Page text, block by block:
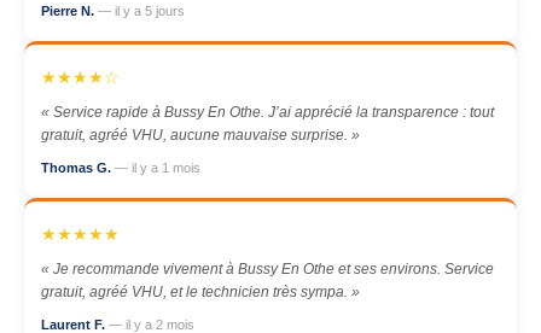
Pierre N. — il y a 5 jours
★★★★☆
« Service rapide à Bussy En Othe. J’ai apprécié la transparence : tout
gratuit, agréé VHU, aucune mauvaise surprise. »
Thomas G. — il y a 1 mois
★★★★★
« Je recommande vivement à Bussy En Othe et ses environs. Service
gratuit, agréé VHU, et le technicien très sympa. »
Laurent F. — il y a 2 mois